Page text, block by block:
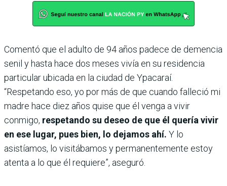
Comentó que el adulto de 94 años padece de demencia
senil y hasta hace dos meses vivía en su residencia
particular ubicada en la ciudad de Ypacaraí.
“Respetando eso, yo por más de que cuando falleció mi
madre hace diez años quise que él venga a vivir
conmigo, respetando su deseo de que él quería vivir
en ese lugar, pues bien, lo dejamos ahí. Y lo
asistíamos, lo visitábamos y permanentemente estoy
atenta a lo que él requiere”, aseguró.